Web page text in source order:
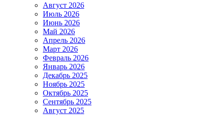
Август 2026
Июль 2026
Июнь 2026
Май 2026
Апрель 2026
Март 2026
Февраль 2026
Январь 2026
Декабрь 2025
Ноябрь 2025
Октябрь 2025
Сентябрь 2025
Август 2025